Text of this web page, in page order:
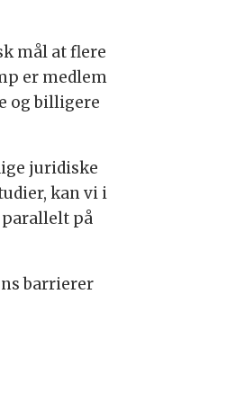
mål at flere
er medlem
og billigere
juridiske
kan vi i
parallelt på
barrierer